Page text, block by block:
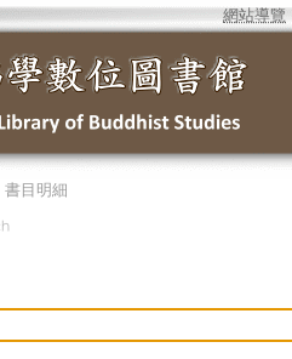
網站導覽
書目明細